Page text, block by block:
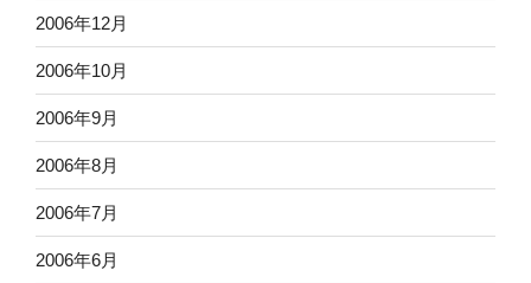
2006年12月
2006年10月
2006年9月
2006年8月
2006年7月
2006年6月